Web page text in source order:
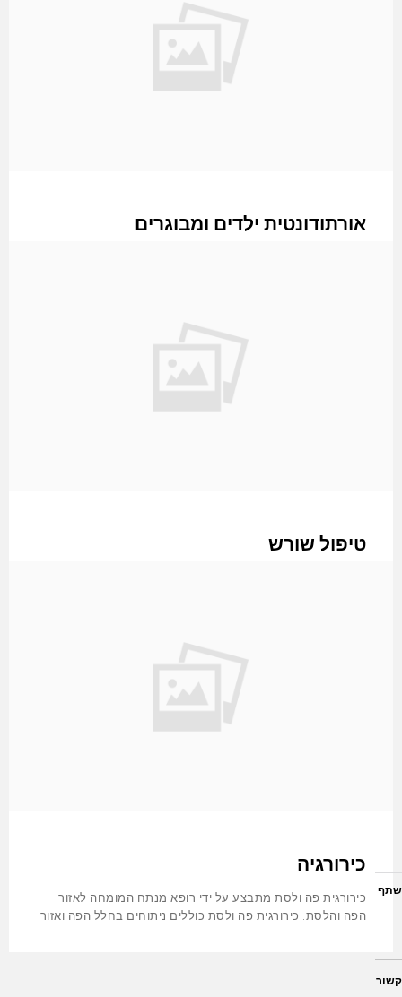
אורתודונטית ילדים ומבוגרים
טיפול שורש
כירורגיה
כירורגית פה ולסת מתבצע על ידי רופא מנתח המומחה לאזור
הפה והלסת. כירורגית פה ולסת כוללים ניתוחים בחלל הפה ואזור
שתף
קשור